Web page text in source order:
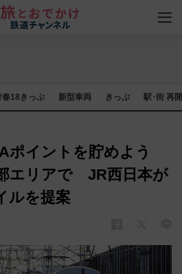
春18きっぷ 新型車両 きっぷ 駅･街 再
ポイントを貯めよう
エリアで JR西日本が
ルを提案